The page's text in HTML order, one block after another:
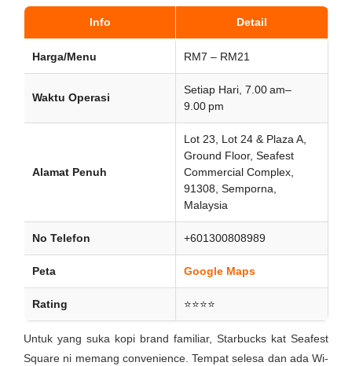
Info Detail
Harga/Menu RM7 – RM21
Waktu Operasi
Setiap Hari, 7.00 am–
9.00 pm
Alamat Penuh
Lot 23, Lot 24 & Plaza A,
Ground Floor, Seafest
Commercial Complex,
91308, Semporna,
Malaysia
No Telefon +601300808989
Peta Google Maps
Rating ⭐⭐⭐⭐
Untuk yang suka kopi brand familiar, Starbucks kat Seafest
Square ni memang convenience. Tempat selesa dan ada Wi-